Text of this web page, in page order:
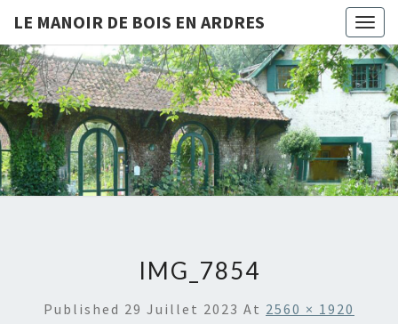
LE MANOIR DE BOIS EN ARDRES
LE
MANOIR
DE BOIS
ARDRES
Chambres
D'hôtes
Et Gîtes
À Bois-
En-
Ardres
IMG_7854
Published 29 Juillet 2023 At 2560 × 1920